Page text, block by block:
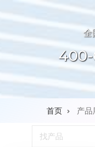
全
首页 产品